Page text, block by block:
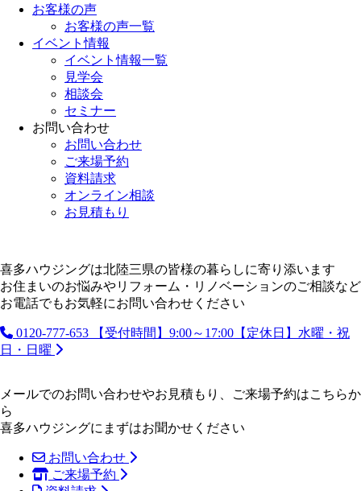
お客様の声
お客様の声一覧
イベント情報
イベント情報一覧
見学会
相談会
セミナー
お問い合わせ
お問い合わせ
ご来場予約
資料請求
オンライン相談
お見積もり
喜多ハウジングは北陸三県の皆様の暮らしに寄り添います
お住まいのお悩みやリフォーム・リノベーションのご相談など
お電話でもお気軽にお問い合わせください
0120-777-653
【受付時間】9:00～17:00【定休日】水曜・祝
日・日曜
メールでのお問い合わせやお見積もり、ご来場予約はこちらか
ら
喜多ハウジングにまずはお聞かせください
お問い合わせ
ご来場予約